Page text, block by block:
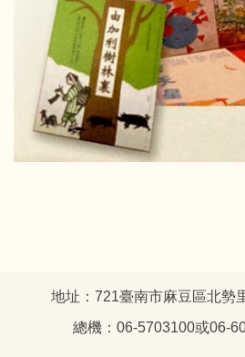
地址：721臺南市麻豆區北勢
總機：06-5703100或06-